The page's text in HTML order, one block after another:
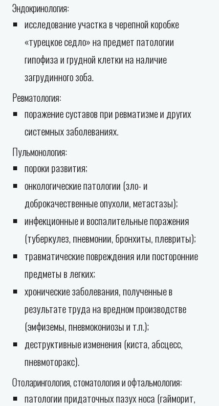
Эндокринология:
исследование участка в черепной коробке
«турецкое седло» на предмет патологии
гипофиза и грудной клетки на наличие
загрудинного зоба.
Ревматология:
поражение суставов при ревматизме и других
системных заболеваниях.
Пульмонология:
пороки развития;
онкологические патологии (зло- и
доброкачественные опухоли, метастазы);
инфекционные и воспалительные поражения
(туберкулез, пневмонии, бронхиты, плевриты);
травматические повреждения или посторонние
предметы в легких;
хронические заболевания, полученные в
результате труда на вредном производстве
(эмфиземы, пневмокониозы и т.п.);
деструктивные изменения (киста, абсцесс,
пневмоторакс).
Отоларингология, стоматология и офтальмология:
патологии придаточных пазух носа (гайморит,